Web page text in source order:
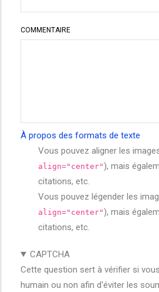
COMMENTAIRE
À propos des formats de texte
Vous pouvez aligner les
align="center"), mais
citations, etc.
Vous pouvez légender les
align="center"), mais
citations, etc.
CAPTCHA
Cette question sert à vérifier si
humain ou non afin d'éviter les